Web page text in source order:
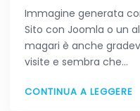
Immagine generata
Sito con Joomla o un
magari è anche
visite e sembra che…
CONTINUA A LEGGERE